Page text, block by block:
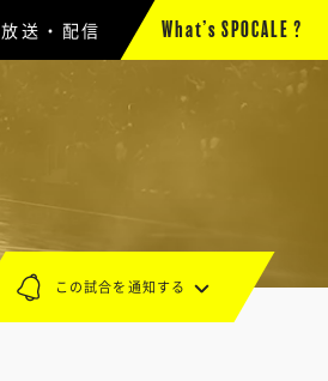
放送・配信 What’s SPOCALE ?
この試合を通知する